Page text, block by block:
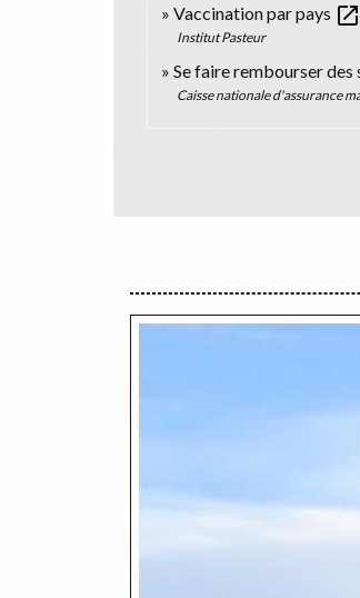
Vaccination par pays open_in_new
Institut Pasteur
Se faire rembourser
Caisse nationale d'assurance